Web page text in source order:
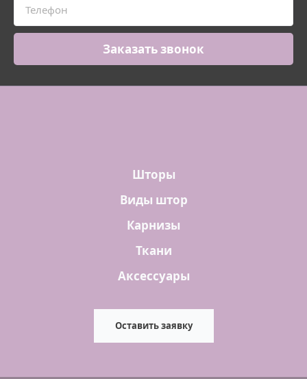
Заказать звонок
Шторы
Виды штор
Карнизы
Ткани
Аксессуары
Оставить заявку